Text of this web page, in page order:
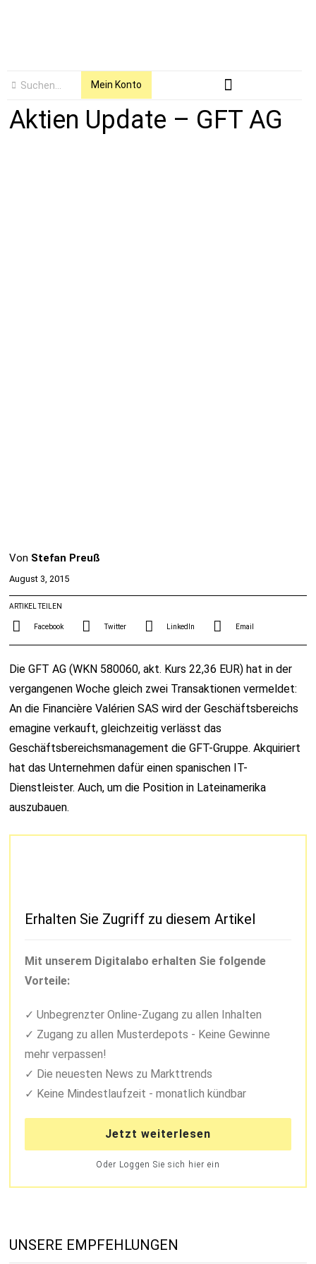
Mein Konto
Aktien Update – GFT AG
Von Stefan Preuß
August 3, 2015
ARTIKEL TEILEN
Facebook Twitter LinkedIn Email
Die GFT AG (WKN 580060, akt. Kurs 22,36 EUR) hat in der
vergangenen Woche gleich zwei Transaktionen vermeldet:
An die Financière Valérien SAS wird der Geschäftsbereichs
emagine verkauft, gleichzeitig verlässt das
Geschäftsbereichsmanagement die GFT-Gruppe. Akquiriert
hat das Unternehmen dafür einen spanischen IT-
Dienstleister. Auch, um die Position in Lateinamerika
auszubauen.
Erhalten Sie Zugriff zu diesem Artikel
Mit unserem Digitalabo erhalten Sie folgende
Vorteile:
Unbegrenzter Online-Zugang zu allen Inhalten
Zugang zu allen Musterdepots - Keine Gewinne
mehr verpassen!
Die neuesten News zu Markttrends
Keine Mindestlaufzeit - monatlich kündbar
Jetzt weiterlesen
Oder Loggen Sie sich hier ein
UNSERE EMPFEHLUNGEN